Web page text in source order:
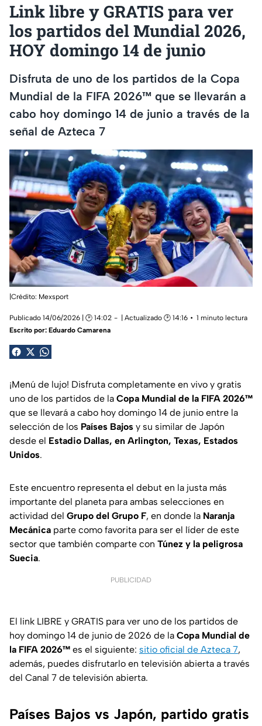
⁠Link libre y GRATIS para ver
los partidos del Mundial 2026,
HOY domingo 14 de junio
Disfruta de uno de los partidos de la Copa
Mundial de la FIFA 2026™ que se llevarán a
cabo hoy domingo 14 de junio a través de la
señal de Azteca 7
|Crédito: Mexsport
Publicado 14/06/2026 | 🕑 14:02 | Actualizado 🕑 14:16
1 minuto lectura
Escrito por: Eduardo Camarena
¡Menú de lujo! Disfruta completamente en vivo y gratis
uno de los partidos de la Copa Mundial de la FIFA 2026™
que se llevará a cabo hoy domingo 14 de junio entre la
selección de los Países Bajos y su similar de Japón
desde el Estadio Dallas, en Arlington, Texas, Estados
Unidos.
Este encuentro representa el debut en la justa más
importante del planeta para ambas selecciones en
actividad del Grupo del Grupo F, en donde la Naranja
Mecánica parte como favorita para ser el líder de este
sector que también comparte con Túnez y la peligrosa
Suecia.
PUBLICIDAD
El link LIBRE y GRATIS para ver uno de los partidos de
hoy domingo 14 de junio de 2026 de la Copa Mundial de
la FIFA 2026™ es el siguiente: sitio oficial de Azteca 7,
además, puedes disfrutarlo en televisión abierta a través
del Canal 7 de televisión abierta.
Países Bajos vs Japón, partido gratis